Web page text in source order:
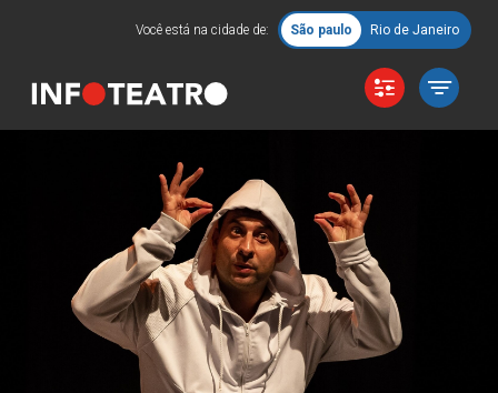
Você está na cidade de: São paulo Rio de Janeiro